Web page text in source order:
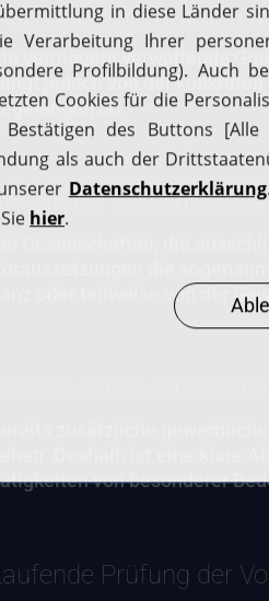
Die vermögensverwaltende
jedoch von der
ab.
Voraussetzungen die
ganz oder teilweise von der
Risiken durch
Bereits zusätzliche
gehen. Deshalb ist eine klare
von besonderer
Prüfung der